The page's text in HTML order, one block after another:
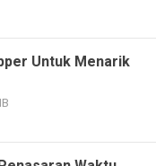
Untuk Menarik